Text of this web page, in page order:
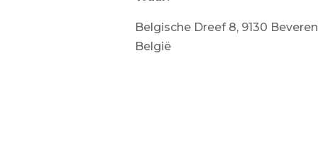
Belgische Dreef 8, 9130
België